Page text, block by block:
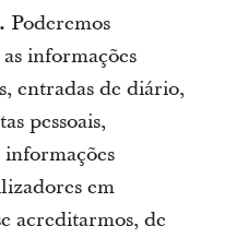
Poderemos
informações
entradas de diário,
pessoais,
em
acreditarmos, de